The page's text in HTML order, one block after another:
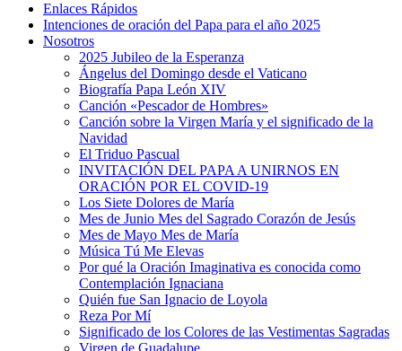
Enlaces Rápidos
Intenciones de oración del Papa para el año 2025
Nosotros
2025 Jubileo de la Esperanza
Ángelus del Domingo desde el Vaticano
Biografía Papa León XIV
Canción «Pescador de Hombres»
Canción sobre la Virgen María y el significado de la
Navidad
El Triduo Pascual
INVITACIÓN DEL PAPA A UNIRNOS EN
ORACIÓN POR EL COVID-19
Los Siete Dolores de María
Mes de Junio Mes del Sagrado Corazón de Jesús
Mes de Mayo Mes de María
Música Tú Me Elevas
Por qué la Oración Imaginativa es conocida como
Contemplación Ignaciana
Quién fue San Ignacio de Loyola
Reza Por Mí
Significado de los Colores de las Vestimentas Sagradas